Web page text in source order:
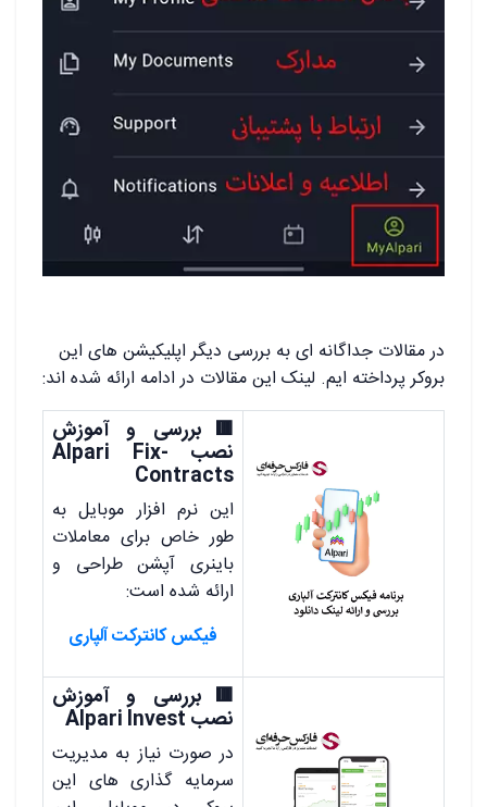
در مقالات جداگانه ای به بررسی دیگر اپلیکیشن های این
بروکر پرداخته ایم. لینک این مقالات در ادامه ارائه شده اند:
🟥بررسی و آموزش
نصب Alpari Fix-
Contracts
این نرم افزار موبایل به
طور خاص برای معاملات
باینری آپشن طراحی و
ارائه شده است:
فیکس کانترکت آلپاری
🟥بررسی و آموزش
نصب Alpari Invest
در صورت نیاز به مدیریت
سرمایه گذاری های این